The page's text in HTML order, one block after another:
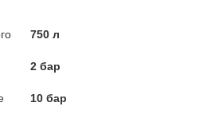
750 л
2 бар
10 бар